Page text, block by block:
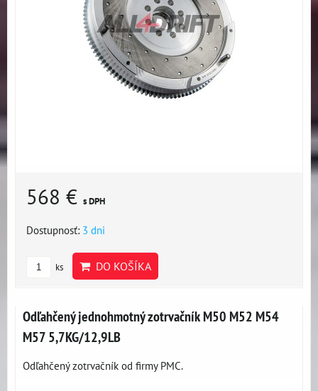
568 € s DPH
Dostupnosť: 3 dni
ks DO KOŠÍKA
Odľahčený jednohmotný zotrvačník M50 M52 M54
M57 5,7KG/12,9LB
Odľahčený zotrvačník od firmy PMC.